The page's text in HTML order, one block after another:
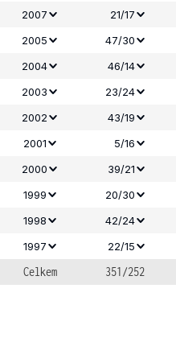
2007
21/17
2005
47/30
2004
46/14
2003
23/24
2002
43/19
2001
5/16
2000
39/21
1999
20/30
1998
42/24
1997
22/15
Celkem 351/252